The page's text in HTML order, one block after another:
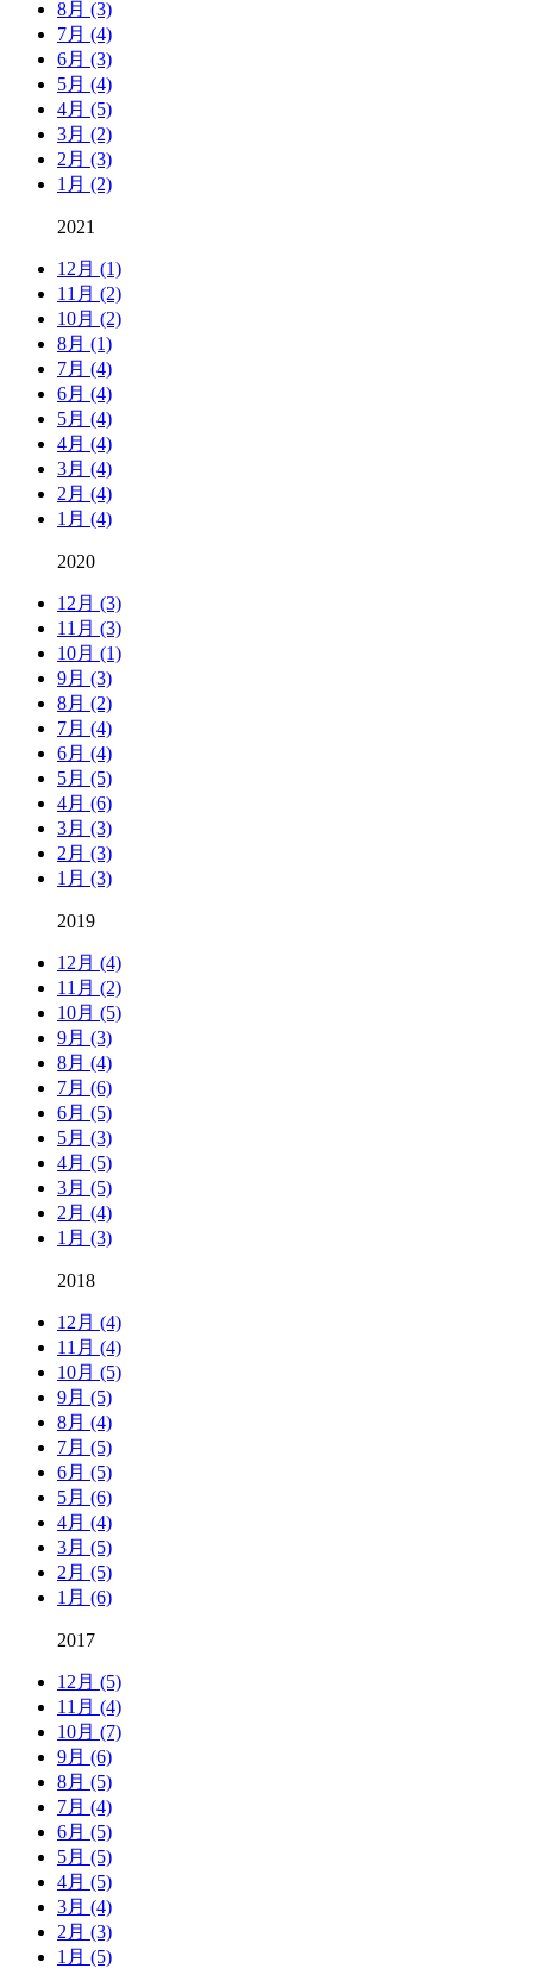
8月 (3)
7月 (4)
6月 (3)
5月 (4)
4月 (5)
3月 (2)
2月 (3)
1月 (2)
2021
12月 (1)
11月 (2)
10月 (2)
8月 (1)
7月 (4)
6月 (4)
5月 (4)
4月 (4)
3月 (4)
2月 (4)
1月 (4)
2020
12月 (3)
11月 (3)
10月 (1)
9月 (3)
8月 (2)
7月 (4)
6月 (4)
5月 (5)
4月 (6)
3月 (3)
2月 (3)
1月 (3)
2019
12月 (4)
11月 (2)
10月 (5)
9月 (3)
8月 (4)
7月 (6)
6月 (5)
5月 (3)
4月 (5)
3月 (5)
2月 (4)
1月 (3)
2018
12月 (4)
11月 (4)
10月 (5)
9月 (5)
8月 (4)
7月 (5)
6月 (5)
5月 (6)
4月 (4)
3月 (5)
2月 (5)
1月 (6)
2017
12月 (5)
11月 (4)
10月 (7)
9月 (6)
8月 (5)
7月 (4)
6月 (5)
5月 (5)
4月 (5)
3月 (4)
2月 (3)
1月 (5)